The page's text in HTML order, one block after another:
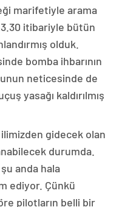
marifetiyle arama
itibariyle bütün
olduk.
bomba ihbarının
neticesinde de
yasağı kaldırılmış
gidecek olan
durumda.
anda hala
ediyor. Çünkü
pilotların belli bir